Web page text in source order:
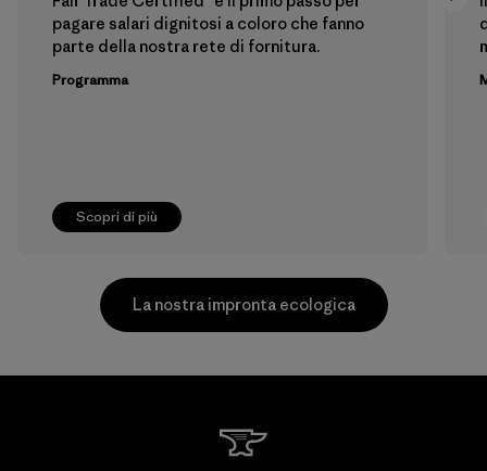
Scopri di più
pagare salari dignitosi a coloro che fanno
parte della nostra rete di fornitura.
Programma
La nostra impronta ecologica